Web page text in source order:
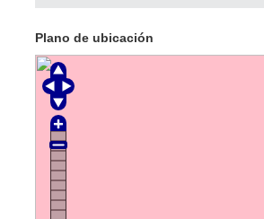
Plano de ubicación